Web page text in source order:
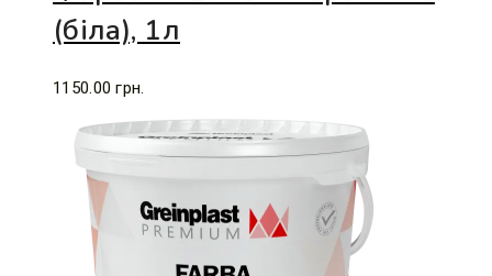
(біла), 1л
1150.00 грн.